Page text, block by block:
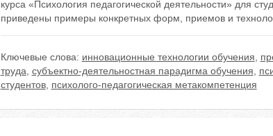
курса «Психология педагогической деятельности» для
приведены примеры конкретных форм, приемов и
Ключевые слова: инновационные технологии обучения
труда субъектно-деятельностная парадигма обучения
студентов, психолого-педагогическая метакомпетенция